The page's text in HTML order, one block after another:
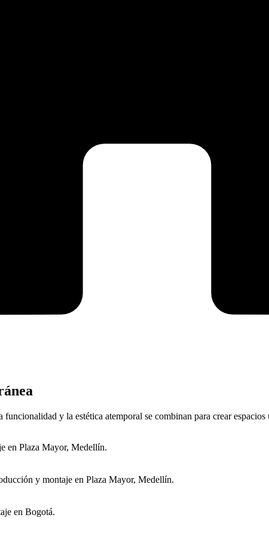
y la estética atemporal se combinan para crear espacios
en Plaza Mayor, Medellín.
y montaje en Plaza Mayor, Medellín.
en Bogotá.